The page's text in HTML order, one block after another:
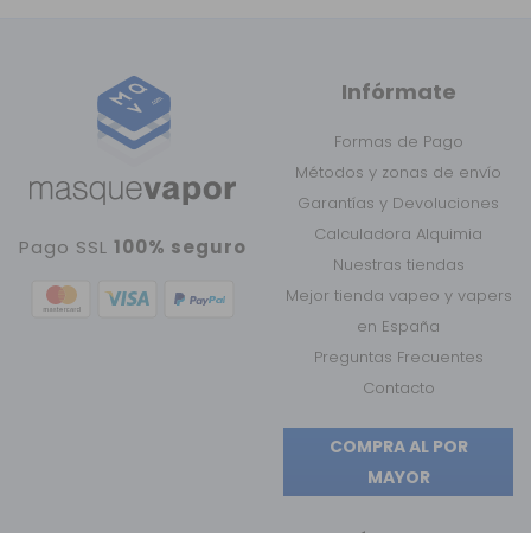
Pago SSL100% seguro
Infórmate
Formas de Pago
Métodos y zonas de envío
Garantías y Devoluciones
Calculadora Alquimia
Nuestras tiendas
Mejor tienda vapeo y vapers
en España
Preguntas Frecuentes
Contacto
COMPRA AL POR
MAYOR